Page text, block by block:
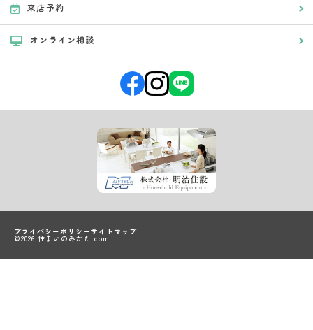
来店予約
オンライン相談
プライバシーポリシーサイトマップ
©2026 住まいのみかた.com